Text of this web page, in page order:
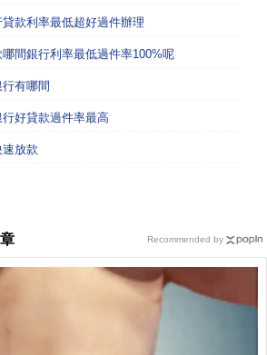
款利率最低超好過件辦理
間銀行利率最低過件率100%呢
有哪間
好貸款過件率最高
放款
Recommended by